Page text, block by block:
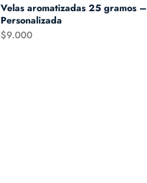
Velas aromatizadas 25 gramos –
Personalizada
$9.000